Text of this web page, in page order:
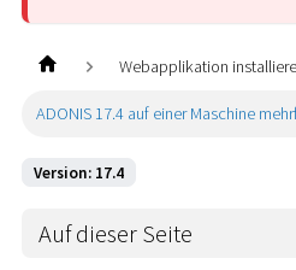
Webapplikation
ADONIS 17.4 auf einer Maschine
Version: 17.4
Auf dieser Seite